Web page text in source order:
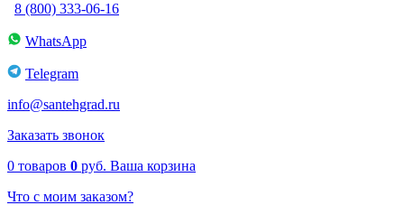
8 (800) 333-06-16
WhatsApp
Telegram
info@santehgrad.ru
Заказать звонок
0 товаров 0 руб. Ваша корзина
Что с моим заказом?